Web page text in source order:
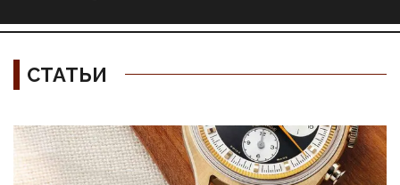
СТАТЬИ
Материалы